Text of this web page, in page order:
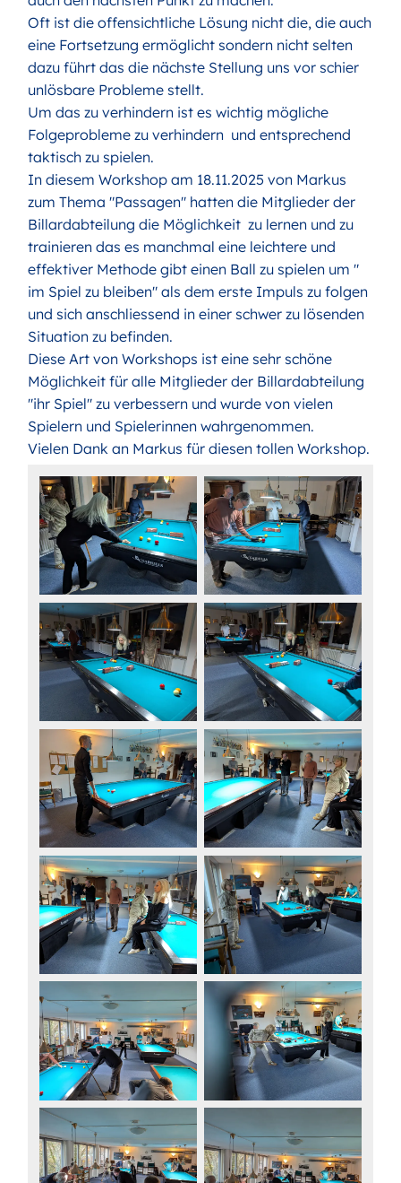
Oft ist die offensichtliche Lösung nicht die, die auch
eine Fortsetzung ermöglicht sondern nicht selten
dazu führt das die nächste Stellung uns vor schier
unlösbare Probleme stellt.
Um das zu verhindern ist es wichtig mögliche
Folgeprobleme zu verhindern und entsprechend
taktisch zu spielen.
In diesem Workshop am 18.11.2025 von Markus
zum Thema "Passagen" hatten die Mitglieder der
Billardabteilung die Möglichkeit zu lernen und zu
trainieren das es manchmal eine leichtere und
effektiver Methode gibt einen Ball zu spielen um "
im Spiel zu bleiben" als dem erste Impuls zu folgen
und sich anschliessend in einer schwer zu lösenden
Situation zu befinden.
Diese Art von Workshops ist eine sehr schöne
Möglichkeit für alle Mitglieder der Billardabteilung
"ihr Spiel" zu verbessern und wurde von vielen
Spielern und Spielerinnen wahrgenommen.
Vielen Dank an Markus für diesen tollen Workshop.